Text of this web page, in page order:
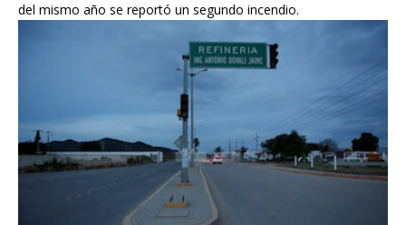
del mismo año se reportó un segundo incendio.